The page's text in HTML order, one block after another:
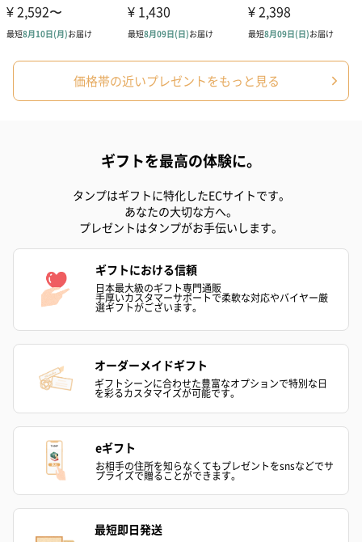
価格帯の近いプレゼントをもっと見る
ギフトを最高の体験に。
タンプはギフトに特化したECサイトです。
あなたの大切な方へ。
プレゼントはタンプがお手伝いします。
ギフトにおける信頼
日本最大級のギフト専門通販
手厚いカスタマーサポートで柔軟な対応やバイヤー厳
選ギフトがございます。
オーダーメイドギフト
ギフトシーンに合わせた豊富なオプションで特別な日
を彩るカスタマイズが可能です。
eギフト
お相手の住所を知らなくてもプレゼントをsnsなどでサ
プライズで贈ることができます。
最短即日発送